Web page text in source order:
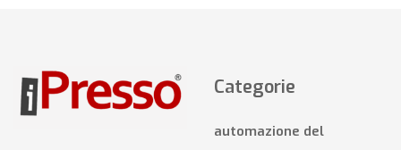
Categorie
automazione del